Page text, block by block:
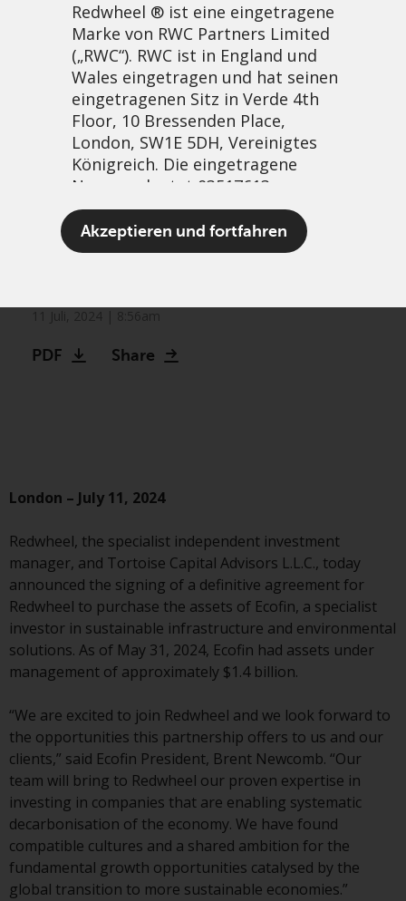
Redwheel ® ist eine eingetragene
Marke von RWC Partners Limited
(„RWC“). RWC ist in England und
Wales eingetragen und hat seinen
eingetragenen Sitz in Verde 4th
Floor, 10 Bressenden Place,
London, SW1E 5DH, Vereinigtes
Königreich. Die eingetragene
Nummer lautet 03517613.
Der Begriff „Redwheel“ kann ein
oder mehrere Unternehmen der
Authority und, im Fall von RWC
Advisors (US) LLC, das bei der SEC
registriert ist; RWC Singapore
(Pte) Limited, die von der
Monetary Authority of Singapore
als lizenzierte
Fondsverwaltungsgesellschaft
lizenziert ist; Redwheel Australia
Pty Ltd ist ein australischer
Finanzdienstleistungslizenznehmer
bei der Australian Securities and
Investment Commission; und
Redwheel Europe
Fondsmæglerselskab A/S, die von
der dänischen
Finanzaufsichtsbehörde reguliert
wird.
Durch den Zugriff auf diese
Website erklären Sie, dass Sie die
Akzeptieren und fortfahren
Redwheel expands global
and sustainable footprint
PDF Share
London – July 11, 2024
Redwheel, the specialist independent investment
manager, and Tortoise Capital Advisors L.L.C., today
announced the signing of a definitive agreement for
Redwheel to purchase the assets of Ecofin, a specialist
investor in sustainable infrastructure and environmental
solutions. As of May 31, 2024, Ecofin had assets under
management of approximately $1.4 billion.
“We are excited to join Redwheel and we look forward to
the opportunities this partnership offers to us and our
clients,” said Ecofin President, Brent Newcomb. “Our
team will bring to Redwheel our proven expertise in
investing in companies that are enabling systematic
decarbonisation of the economy. We have found
compatible cultures and a shared ambition for the
fundamental growth opportunities catalysed by the
global transition to more sustainable economies.”